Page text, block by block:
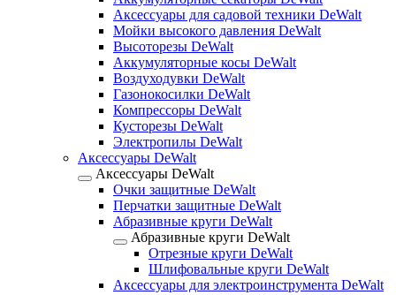
Аксессуары для садовой техники DeWalt
Мойки высокого давления DeWalt
Высоторезы DeWalt
Аккумуляторные косы DeWalt
Воздуходувки DeWalt
Газонокосилки DeWalt
Компрессоры DeWalt
Кусторезы DeWalt
Электропилы DeWalt
Аксессуары DeWalt
Аксессуары DeWalt
Очки защитные DeWalt
Перчатки защитные DeWalt
Абразивные круги DeWalt
Абразивные круги DeWalt
Отрезные круги DeWalt
Шлифовальные круги DeWalt
Аксессуары для электроинструмента DeWalt